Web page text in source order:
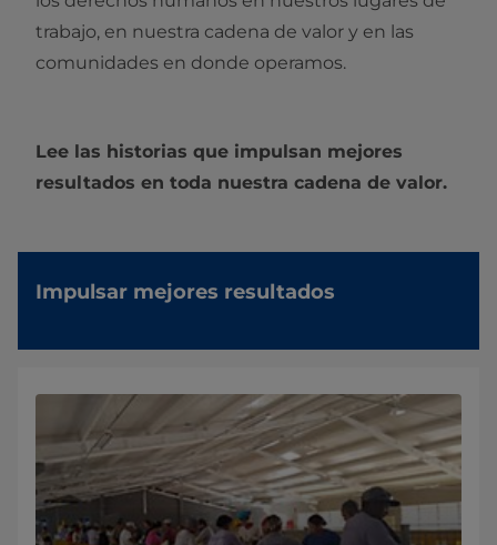
trabajo, en nuestra cadena de valor y en las
comunidades en donde operamos.
Lee las historias que impulsan mejores
resultados en toda nuestra cadena de valor.
Impulsar mejores resultados